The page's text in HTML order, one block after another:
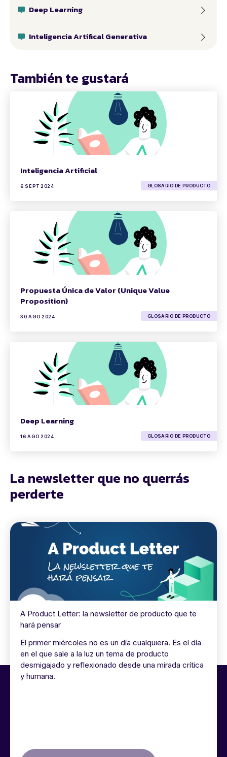
Deep Learning
Inteligencia Artifical Generativa
También te gustará
Inteligencia Artificial
6 SEPT 2024 GLOSARIO DE PRODUCTO
Propuesta Única de Valor (Unique Value
Proposition)
30 AGO 2024 GLOSARIO DE PRODUCTO
Deep Learning
16 AGO 2024 GLOSARIO DE PRODUCTO
La newsletter que no querrás
perderte
A Product Letter: la newsletter de producto que te
hará pensar
El primer miércoles no es un día cualquiera. Es el día
en el que sale a la luz un tema de producto
desmigajado y reflexionado desde una mirada crítica
y humana.